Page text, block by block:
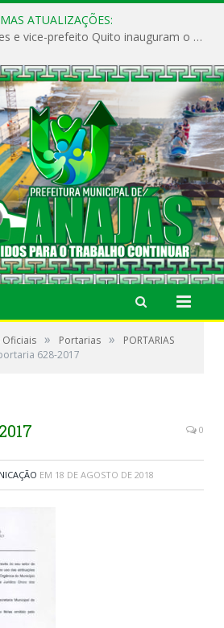
ATUALIZAÇÕES:
Prefeito Vivaldo Mendes e vice-prefeito Quito inauguram o CAPS e fortalecem a saúde pública em Anajás.
Oficiais » Portarias »
PORTARIAS
628-2017
0
EM 18 DE AGOSTO DE 2018